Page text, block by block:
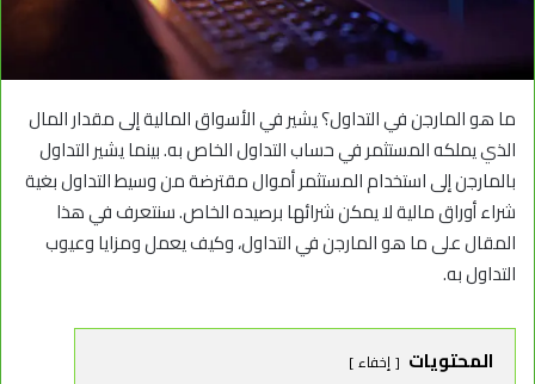
ما هو المارجن في التداول؟ يشير في الأسواق المالية إلى مقدار المال
الذي يملكه المستثمر في حساب التداول الخاص به. بينما يشير التداول
بالمارجن إلى استخدام المستثمر أموال مقترضة من وسيط التداول بغية
شراء أوراق مالية لا يمكن شرائها برصيده الخاص. سنتعرف في هذا
المقال على ما هو المارجن في التداول، وكيف يعمل ومزايا وعيوب
التداول به.
المحتويات إخفاء